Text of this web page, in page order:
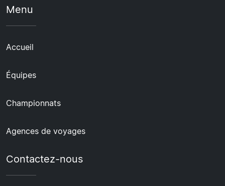
Menu
Accueil
Équipes
Championnats
Agences de voyages
Contactez-nous